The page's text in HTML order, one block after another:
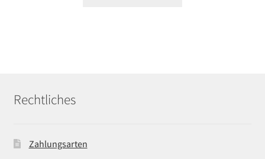
Rechtliches
Zahlungsarten